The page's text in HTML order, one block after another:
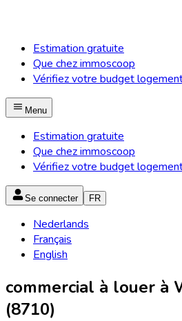
Estimation gratuite
Que chez immoscoop
Vérifiez votre budget
Menu
Estimation gratuite
Que chez immoscoop
Vérifiez votre budget
Se connecter FR
Nederlands
Français
English
commercial à louer à
(8710)